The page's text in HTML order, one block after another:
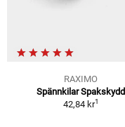
RAXIMO
Spännkilar Spakskydd
42,84 kr1